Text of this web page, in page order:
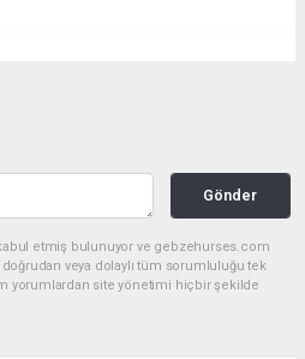
Gönder
kabul etmiş bulunuyor ve gebzehurses.com
veya dolaylı tüm sorumluluğu tek
yorumlardan site yönetimi hiçbir şekilde